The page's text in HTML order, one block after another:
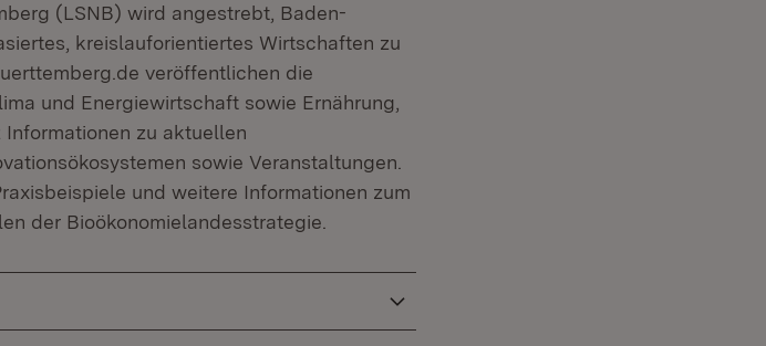
(LSNB) wird angestrebt, Baden-
kreislauforientiertes Wirtschaften zu
veröffentlichen die
und Energiewirtschaft sowie Ernährung,
zu aktuellen
sowie Veranstaltungen.
und weitere Informationen zum
der Bioökonomielandesstrategie.